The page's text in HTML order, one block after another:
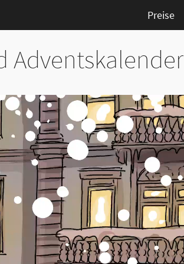
Preise
Adventskalender